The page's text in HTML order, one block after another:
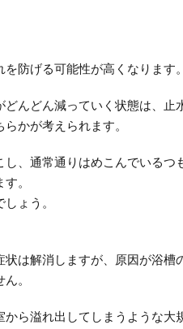
防げる可能性が高くなります。
んどん減っていく状態は、止
かが考えられます。
、通常通りはめこんでいるつ
。
ょう。
は解消しますが、原因が浴槽
。
ら溢れ出してしまうような大